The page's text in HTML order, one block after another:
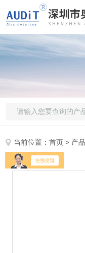
当前位置：首页 > 产